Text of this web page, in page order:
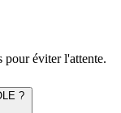
pour éviter l'attente.
?